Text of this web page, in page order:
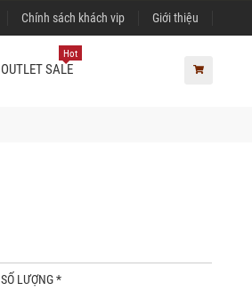
Chính sách khách vip Giới thiệu
OUTLET SALE
Hot
SỐ LƯỢNG*